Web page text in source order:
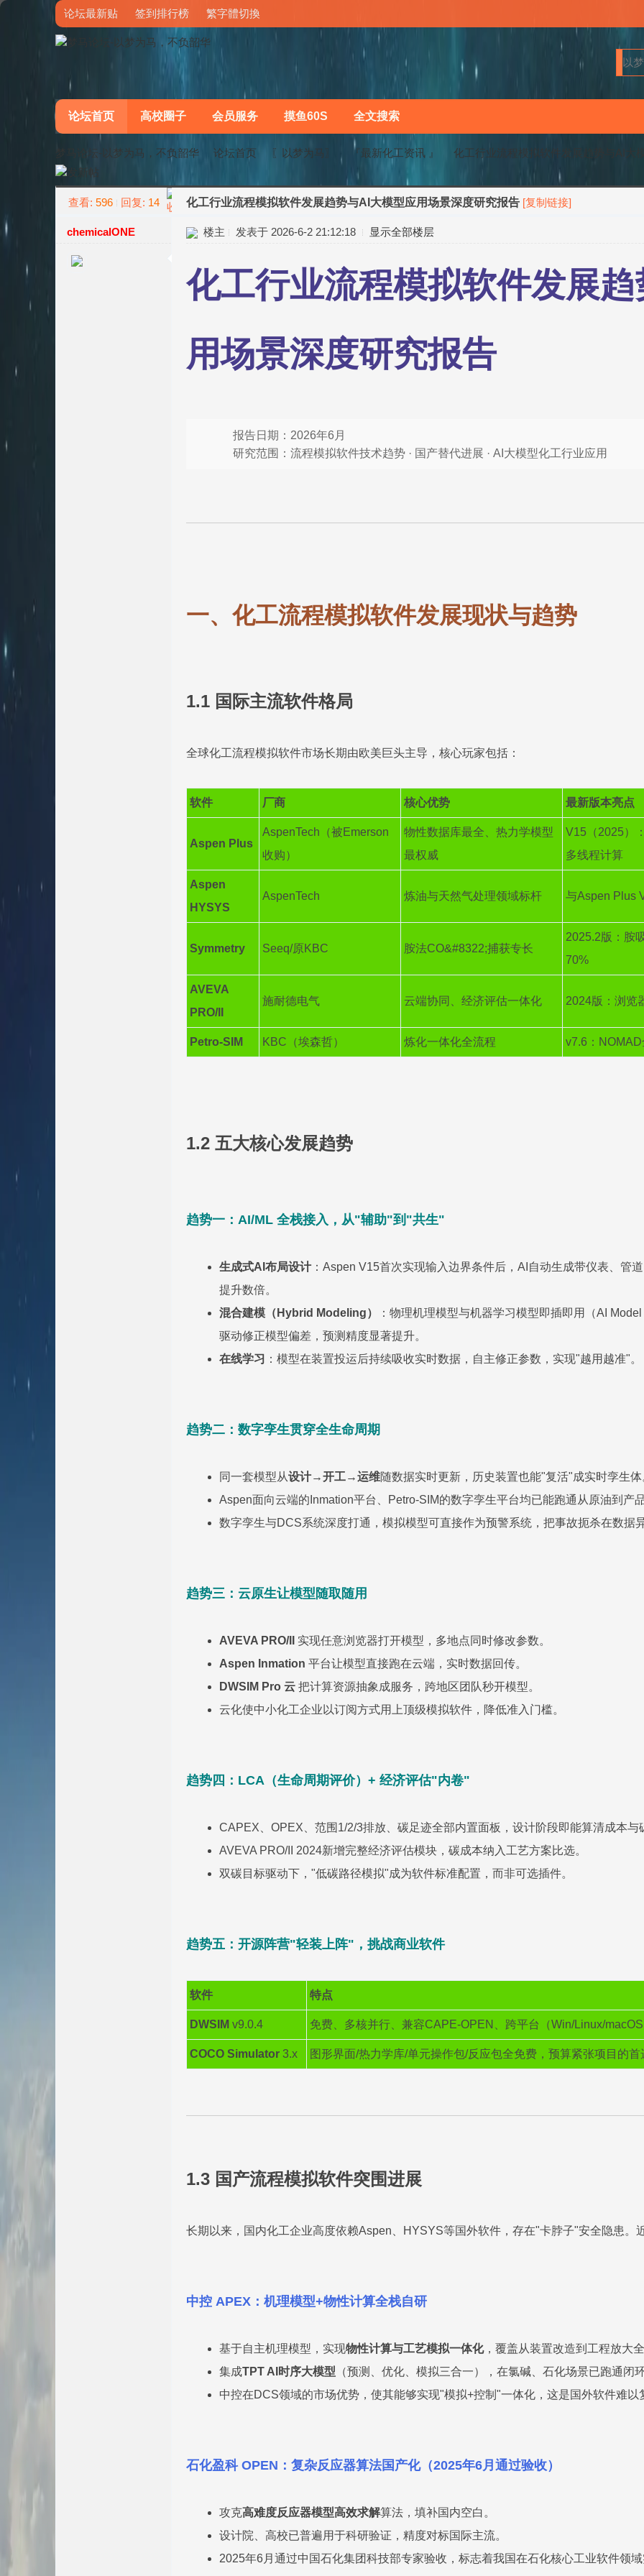
论坛最新贴 签到排行榜 繁字體切換
论坛首页 高校圈子 会员服务 摸鱼60S 全文搜索
梦马论坛-以梦为马，不负韶华 论坛首页 〖以梦为马〗 『最新化工资讯 』 化工行业流程模拟软件发展趋势与AI大
查看: 596 回复: 14 化工行业流程模拟软件发展趋势与AI大模型应用场景深度研究报告 [复制链接]
chemicalONE 楼主 发表于 2026-6-2 21:12:18 显示全部楼层
化工行业流程模拟软件发展
用场景深度研究报告
报告日期：2026年6月
研究范围：流程模拟软件技术趋势 · 国产替代进展 · AI大模型化工行业应用
一、化工流程模拟软件发展现状与趋势
1.1 国际主流软件格局
全球化工流程模拟软件市场长期由欧美巨头主导，核心玩家包括：
软件 厂商 核心优势 最新版本亮点
Aspen Plus
AspenTech（被Emerson
收购）
物性数据库最全、热力学模型
最权威
V15（2025）
多线程计算
Aspen
HYSYS
AspenTech 炼油与天然气处理领域标杆 与Aspen Plus
Symmetry Seeq/原KBC 胺法CO&#8322;捕获专长
2025.2版：胺
70%
AVEVA
PRO/II
施耐德电气 云端协同、经济评估一体化 2024版：浏览
Petro-SIM KBC（埃森哲） 炼化一体化全流程 v7.6：
1.2 五大核心发展趋势
趋势一：AI/ML 全栈接入，从"辅助"到"共生"
生成式AI布局设计：Aspen V15首次实现输入边界条件后，AI自动生成带仪表、管
提升数倍。
混合建模（Hybrid Modeling）
：物理机理模型与机器学习模型即插即用（AI
驱动修正模型偏差，预测精度显著提升。
在线学习 ：模型在装置投运后持续吸收实时数据，自主修正参数，实现"越用越准"。
趋势二：数字孪生贯穿全生命周期
同一套模型从设计→开工→运维随数据实时更新，历史装置也能"复活"成实时孪生体
Aspen面向云端的Inmation平台、Petro-SIM的数字孪生平台均已能跑通从原油到产
数字孪生与DCS系统深度打通，模拟模型可直接作为预警系统，把事故扼杀在数据
趋势三：云原生让模型随取随用
AVEVA PRO/II
实现任意浏览器打开模型，多地点同时修改参数。
Aspen Inmation 平台让模型直接跑在云端，实时数据回传。
DWSIM Pro 云 把计算资源抽象成服务，跨地区团队秒开模型。
云化使中小化工企业以订阅方式用上顶级模拟软件，降低准入门槛。
趋势四：LCA（生命周期评价）+ 经济评估"内卷"
CAPEX、OPEX、范围1/2/3排放、碳足迹全部内置面板，设计阶段即能算清成本与
AVEVA PRO/II 2024新增完整经济评估模块，碳成本纳入工艺方案比选。
双碳目标驱动下，"低碳路径模拟"成为软件标准配置，而非可选插件。
趋势五：开源阵营"轻装上阵"，挑战商业软件
软件 特点
DWSIM v9.0.4 免费、多核并行、兼容CAPE-OPEN、跨平台（Win/Linux/
COCO Simulator 3.x 图形界面/热力学库/单元操作包/反应包全免费，预算紧张项目的首
1.3 国产流程模拟软件突围进展
长期以来，国内化工企业高度依赖Aspen、HYSYS等国外软件，存在"卡脖子"安全隐患。
中控 APEX：机理模型+物性计算全栈自研
基于自主机理模型，实现物性计算与工艺模拟一体化，覆盖从装置改造到工程放大
集成TPT AI时序大模型 （预测、优化、模拟三合一），在氯碱、石化场景已跑通闭
中控在DCS领域的市场优势，使其能够实现"模拟+控制"一体化，这是国外软件难以
石化盈科 OPEN：复杂反应器算法国产化（2025年6月通过验收）
攻克高难度反应器模型高效求解算法，填补国内空白。
设计院、高校已普遍用于科研验证，精度对标国际主流。
2025年6月通过中国石化集团科技部专家验收，标志着我国在石化核心工业软件领